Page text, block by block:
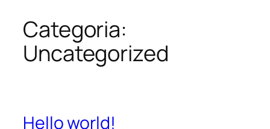
Categoria:
Uncategorized
Hello world!